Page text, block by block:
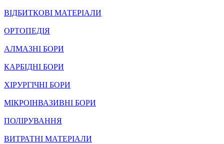
ВІДБИТКОВІ МАТЕРІАЛИ
ОРТОПЕДІЯ
АЛМАЗНІ БОРИ
КАРБІДНІ БОРИ
ХІРУРГІЧНІ БОРИ
МІКРОІНВАЗИВНІ БОРИ
ПОЛІРУВАННЯ
ВИТРАТНІ МАТЕРІАЛИ